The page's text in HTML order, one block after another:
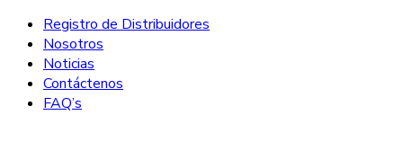
Registro de Distribuidores
Nosotros
Noticias
Contáctenos
FAQ’s